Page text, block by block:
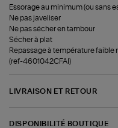
Essorage au minimum (ou sans
Ne pas javeliser
Ne pas sécher en tambour
Sécher à plat
Repassage à température faible
(ref-4601042CFAI)
LIVRAISON ET RETOUR
DISPONIBILITÉ BOUTIQUE